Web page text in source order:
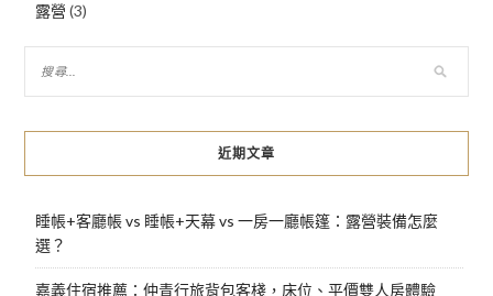
露營 (3)
近期文章
睡帳+客廳帳 vs 睡帳+天幕 vs 一房一廳帳篷：露營裝備怎麼
選？
嘉義住宿推薦：仲青行旅背包客棧，床位、平價雙人房體驗